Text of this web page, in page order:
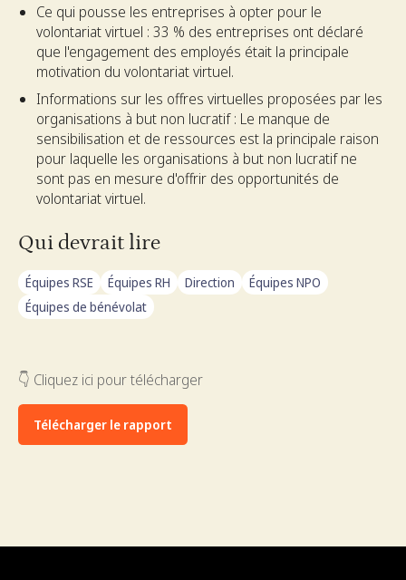
Ce qui pousse les entreprises à opter pour le
volontariat virtuel : 33 % des entreprises ont déclaré
que l'engagement des employés était la principale
motivation du volontariat virtuel.
Informations sur les offres virtuelles proposées par les
organisations à but non lucratif : Le manque de
sensibilisation et de ressources est la principale raison
pour laquelle les organisations à but non lucratif ne
sont pas en mesure d'offrir des opportunités de
volontariat virtuel.
Qui devrait lire
Équipes RSE Équipes RH Direction
Équipes NPO
Équipes de bénévolat
👇 Cliquez ici pour télécharger
Télécharger le rapport